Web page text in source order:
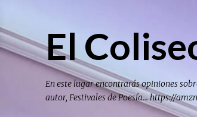
El
En este lugar encontrarás opiniones
autor, Festivales de Poesía... https://